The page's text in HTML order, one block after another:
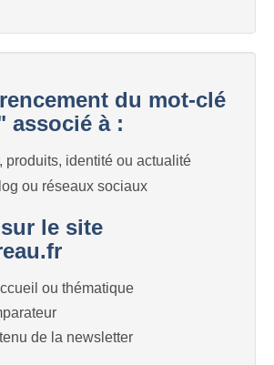
du mot-clé
associé à :
produits, identité ou actualité
ou réseaux sociaux
le site
ou thématique
de la newsletter